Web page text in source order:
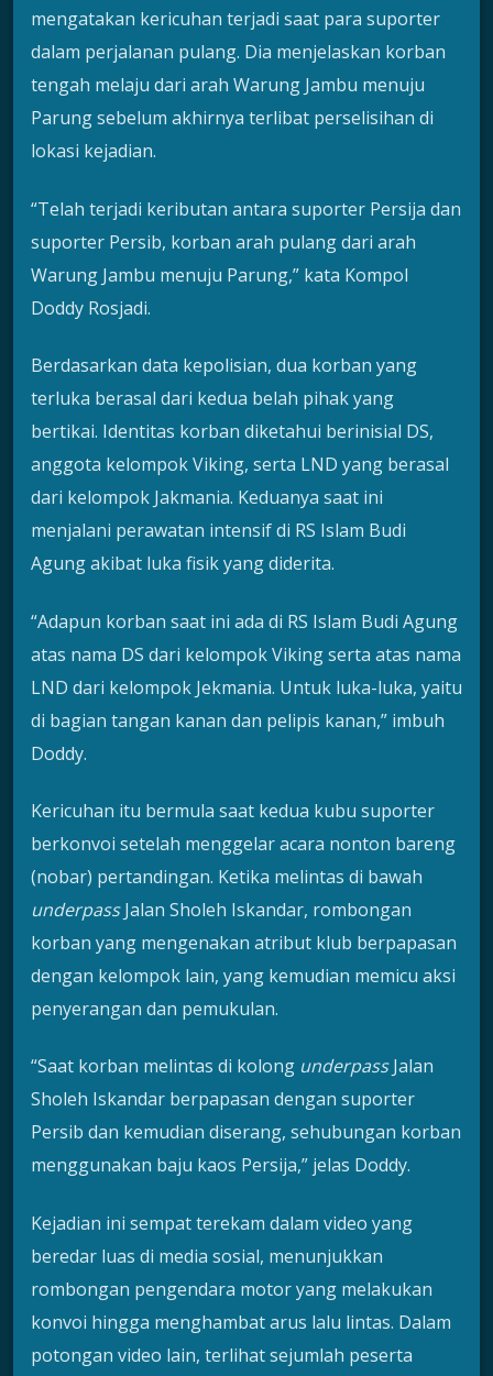
mengatakan kericuhan terjadi saat para suporter
dalam perjalanan pulang. Dia menjelaskan korban
tengah melaju dari arah Warung Jambu menuju
Parung sebelum akhirnya terlibat perselisihan di
lokasi kejadian.
“Telah terjadi keributan antara suporter Persija dan
suporter Persib, korban arah pulang dari arah
Warung Jambu menuju Parung,” kata Kompol
Doddy Rosjadi.
Berdasarkan data kepolisian, dua korban yang
terluka berasal dari kedua belah pihak yang
bertikai. Identitas korban diketahui berinisial DS,
anggota kelompok Viking, serta LND yang berasal
dari kelompok Jakmania. Keduanya saat ini
menjalani perawatan intensif di RS Islam Budi
Agung akibat luka fisik yang diderita.
“Adapun korban saat ini ada di RS Islam Budi Agung
atas nama DS dari kelompok Viking serta atas nama
LND dari kelompok Jekmania. Untuk luka-luka, yaitu
di bagian tangan kanan dan pelipis kanan,” imbuh
Doddy.
Kericuhan itu bermula saat kedua kubu suporter
berkonvoi setelah menggelar acara nonton bareng
(nobar) pertandingan. Ketika melintas di bawah
underpassJalan Sholeh Iskandar, rombongan
korban yang mengenakan atribut klub berpapasan
dengan kelompok lain, yang kemudian memicu aksi
penyerangan dan pemukulan.
“Saat korban melintas di kolong underpassJalan
Sholeh Iskandar berpapasan dengan suporter
Persib dan kemudian diserang, sehubungan korban
menggunakan baju kaos Persija,” jelas Doddy.
Kejadian ini sempat terekam dalam video yang
beredar luas di media sosial, menunjukkan
rombongan pengendara motor yang melakukan
konvoi hingga menghambat arus lalu lintas. Dalam
potongan video lain, terlihat sejumlah peserta